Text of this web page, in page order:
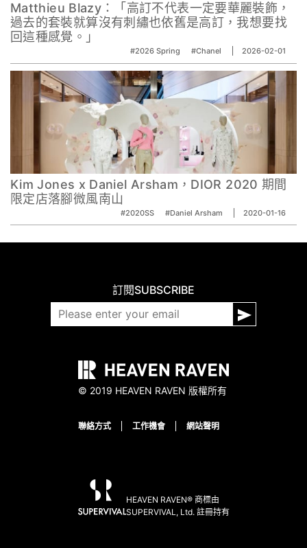
Matthieu Blazy：「高訂不代表一定要華麗裝飾，
過去的套裝就算沒有刺繡也依舊是高訂，我想要找
回這種感覺。」
#2026 Spring #Chanel 2026-02-01
Kim Jones x Daniel Arsham，DIOR 2020 期間
限定店落腳微風南山
#2020SS #Daniel Arsham 2020-01-16
訂閱SUBSCRIBE
© 2019 HEAVEN RAVEN 版權所有
聯絡方式 工作機會 網站聲明
HEAVEN RAVEN® 商標由
SUPERVIVAL, Ltd. 註冊持有